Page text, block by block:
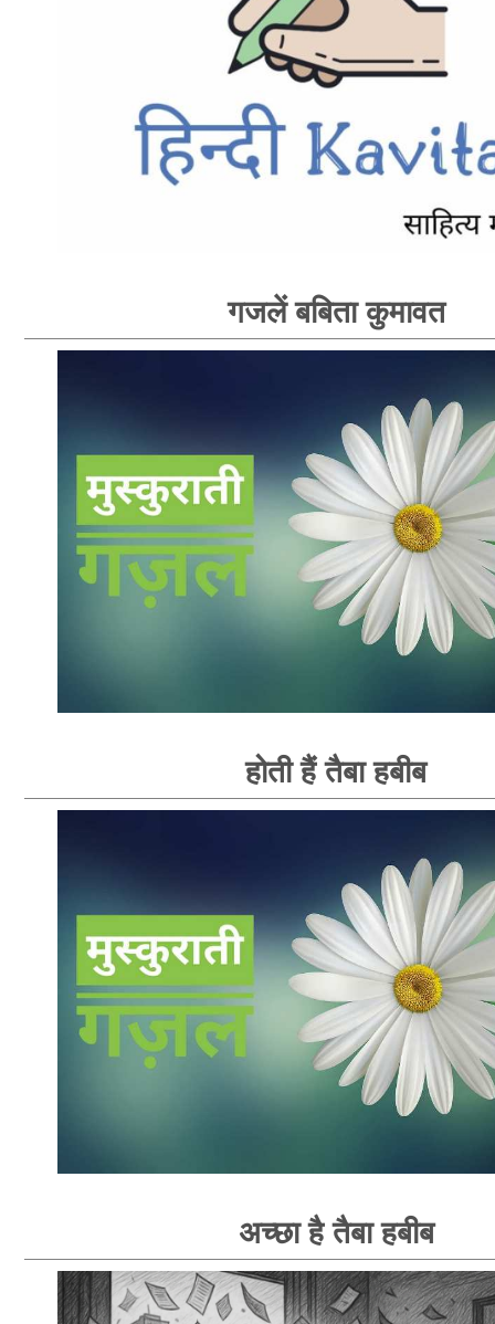
गजलें बबिता कुमावत
होती हैं तैबा हबीब
अच्छा है तैबा हबीब